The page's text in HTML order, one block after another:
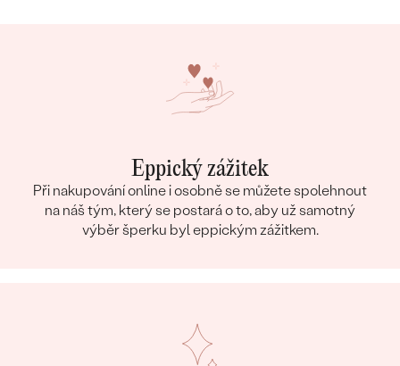
Eppický zážitek
Při nakupování online i osobně se můžete spolehnout
na náš tým, který se postará o to, aby už samotný
výběr šperku byl eppickým zážitkem.